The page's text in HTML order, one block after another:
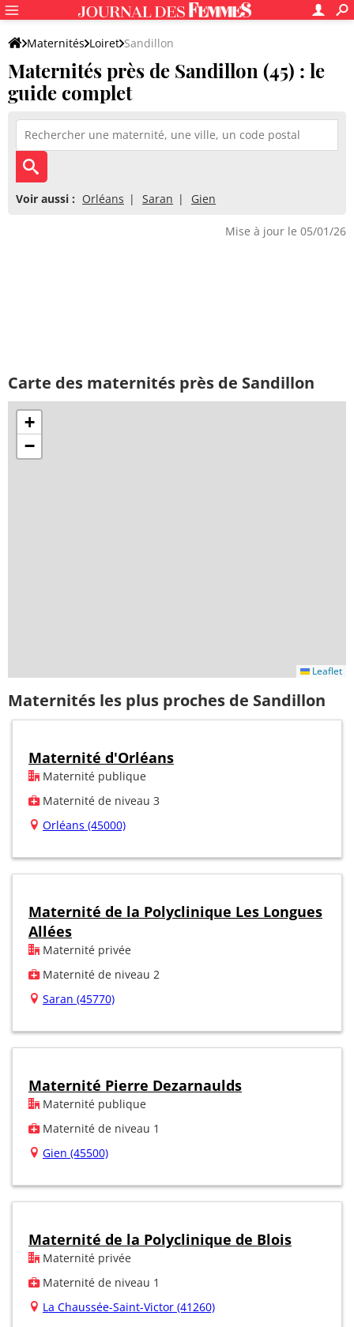
Maternités Loiret Sandillon
Maternités près de Sandillon (45) : le
guide complet
Voir aussi : Orléans Saran Gien
Mise à jour le 05/01/26
Carte des maternités près de Sandillon
+
−
Leaflet
Maternités les plus proches de Sandillon
Maternité d'Orléans
Maternité publique
Maternité de niveau 3
Orléans (45000)
Maternité de la Polyclinique Les Longues
Allées
Maternité privée
Maternité de niveau 2
Saran (45770)
Maternité Pierre Dezarnaulds
Maternité publique
Maternité de niveau 1
Gien (45500)
Maternité de la Polyclinique de Blois
Maternité privée
Maternité de niveau 1
La Chaussée-Saint-Victor (41260)